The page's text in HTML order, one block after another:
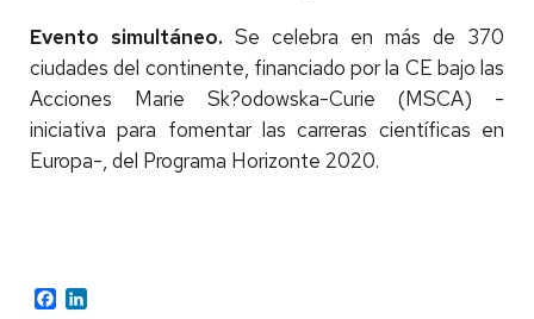
Evento simultáneo. Se celebra en más de 370
ciudades del continente, financiado por la CE bajo las
Acciones Marie Sk?odowska-Curie (MSCA) -
iniciativa para fomentar las carreras científicas en
Europa-, del Programa Horizonte 2020.
Facebook